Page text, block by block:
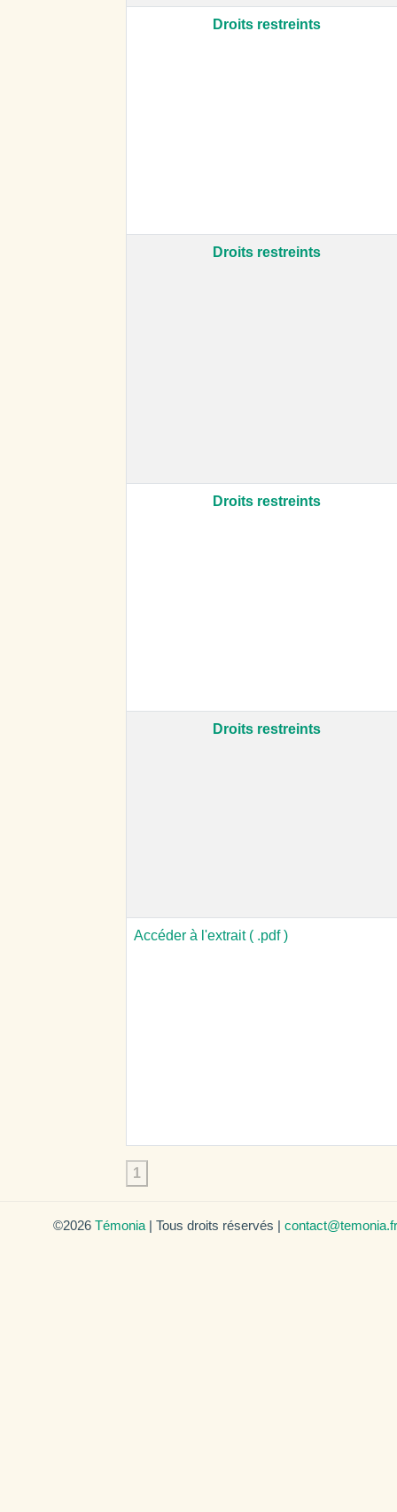
Droits restreints
Droits restreints
Droits restreints
Droits restreints
Accéder à l'extrait ( .pdf )
1
©2026 Témonia | Tous droits réservés | contact@temonia.fr